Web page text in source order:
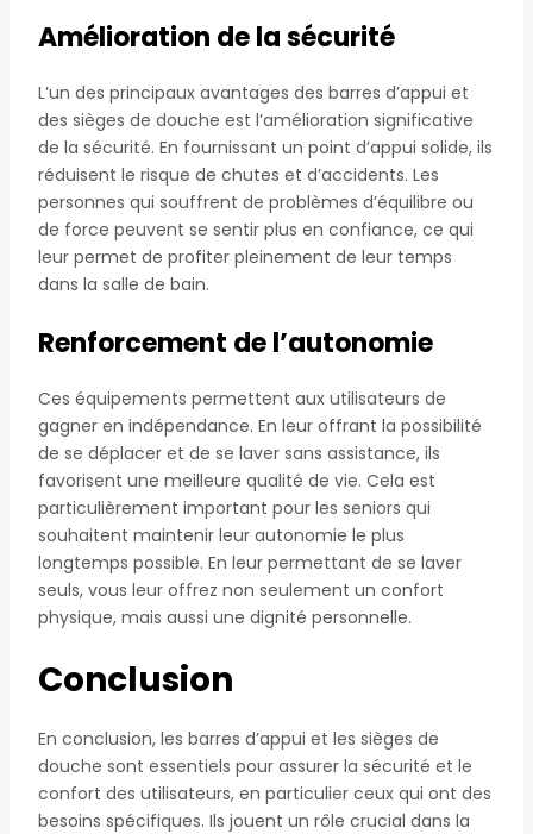
Amélioration de la sécurité
L’un des principaux avantages des barres d’appui et
des sièges de douche est l’amélioration significative
de la sécurité. En fournissant un point d’appui solide, ils
réduisent le risque de chutes et d’accidents. Les
personnes qui souffrent de problèmes d’équilibre ou
de force peuvent se sentir plus en confiance, ce qui
leur permet de profiter pleinement de leur temps
dans la salle de bain.
Renforcement de l’autonomie
Ces équipements permettent aux utilisateurs de
gagner en indépendance. En leur offrant la possibilité
de se déplacer et de se laver sans assistance, ils
favorisent une meilleure qualité de vie. Cela est
particulièrement important pour les seniors qui
souhaitent maintenir leur autonomie le plus
longtemps possible. En leur permettant de se laver
seuls, vous leur offrez non seulement un confort
physique, mais aussi une dignité personnelle.
Conclusion
En conclusion, les barres d’appui et les sièges de
douche sont essentiels pour assurer la sécurité et le
confort des utilisateurs, en particulier ceux qui ont des
besoins spécifiques. Ils jouent un rôle crucial dans la